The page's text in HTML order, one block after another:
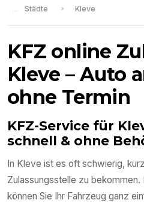
Städte Kleve
KFZ online
Kleve – Auto
ohne Termin
KFZ-Service für
schnell & ohne
In Kleve ist es oft schwierig,
Zulassungsstelle zu
können Sie Ihr Fahrzeug ganz